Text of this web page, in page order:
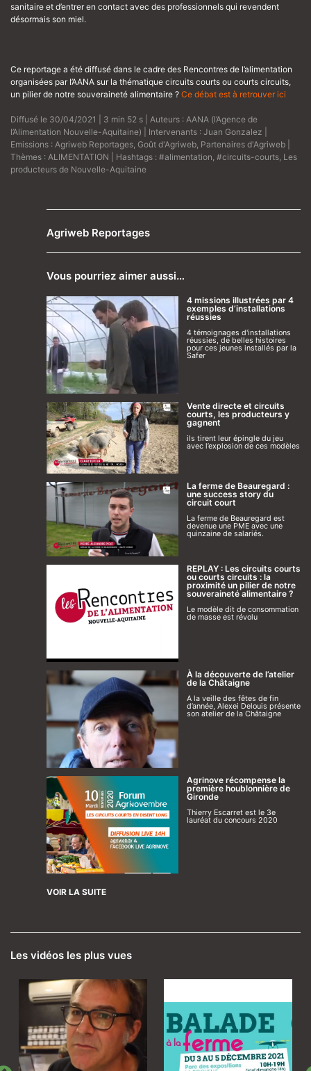
sanitaire et d’entrer en contact avec des professionnels qui revendent
désormais son miel.
Ce reportage a été diffusé dans le cadre des Rencontres de l’alimentation
organisées par l’AANA sur la thématique circuits courts ou courts circuits,
un pilier de notre souveraineté alimentaire ? Ce débat est à retrouver ici
Diffusé le 30/04/2021 | 3 min 52 s | Auteurs : AANA (l’Agence de
l’Alimentation Nouvelle-Aquitaine) | Intervenants : Juan Gonzalez
Emissions : Agriweb Reportages Goût d'Agriweb Partenaires d'Agriweb
Thèmes : ALIMENTATION | Hashtags : #alimentation #circuits-courts Les
producteurs de Nouvelle-Aquitaine
Agriweb Reportages
Vous pourriez aimer aussi…
4 missions illustrées par 4
exemples d’installations
réussies
4 témoignages d'installations
réussies, de belles histoires
pour ces jeunes installés par la
Safer
Vente directe et circuits
courts, les producteurs y
gagnent
ils tirent leur épingle du jeu
avec l’explosion de ces modèles
La ferme de Beauregard :
une success story du
circuit court
La ferme de Beauregard est
devenue une PME avec une
quinzaine de salariés.
REPLAY : Les circuits courts
ou courts circuits : la
proximité un pilier de notre
souveraineté alimentaire ?
Le modèle dit de consommation
de masse est révolu
À la découverte de l’atelier
de la Châtaigne
A la veille des fêtes de fin
d’année, Alexei Delouis présente
son atelier de la Châtaigne
Agrinove récompense la
première houblonnière de
Gironde
Thierry Escarret est le 3e
lauréat du concours 2020
VOIR LA SUITE
Les vidéos les plus vues